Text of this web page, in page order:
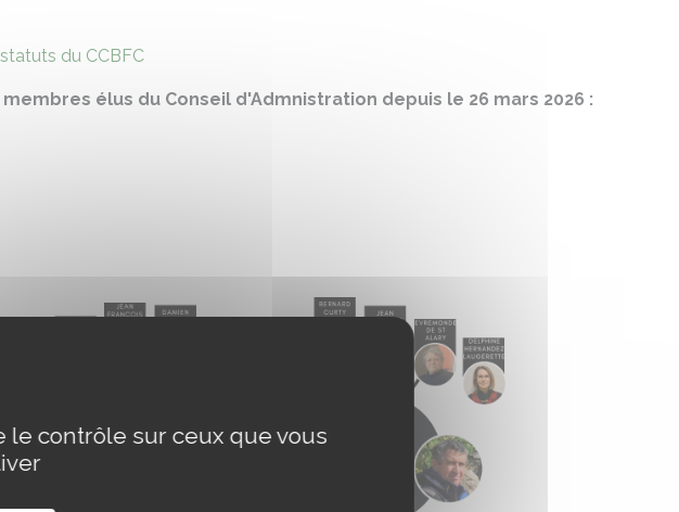
du CCBFC
membres élus du Conseil d'Admnistration depuis le 26 mars 2026 :
le contrôle sur ceux que vous